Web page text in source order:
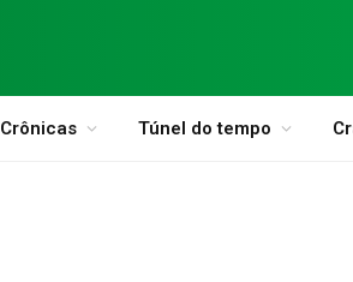
Crônicas Túnel do tempo